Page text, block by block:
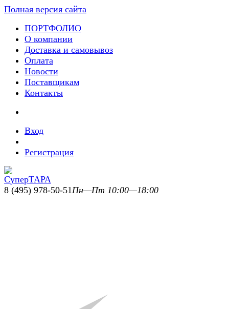
Полная версия сайта
ПОРТФОЛИО
О компании
Доставка и самовывоз
Оплата
Новости
Поставщикам
Контакты
Вход
Регистрация
8 (495) 978-50-51Пн—Пт 10:00—18:00